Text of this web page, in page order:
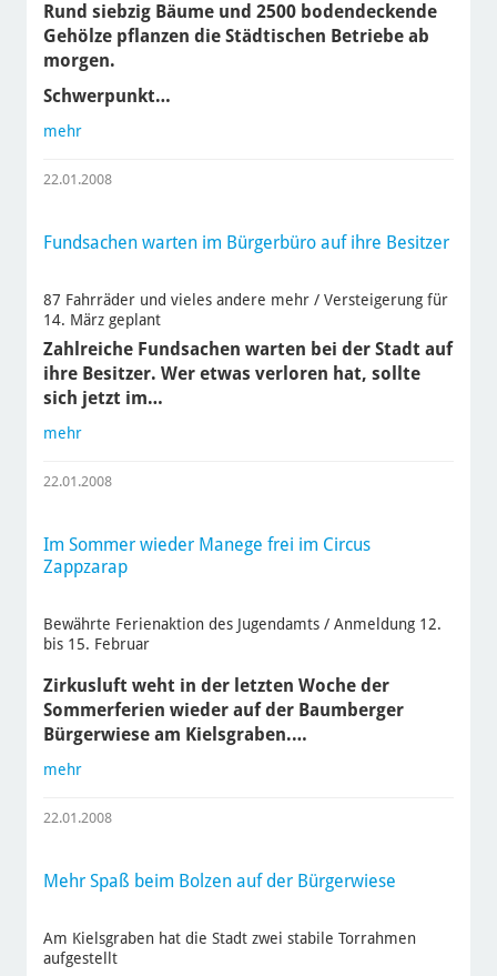
Rund siebzig Bäume und 2500 bodendeckende
Gehölze pflanzen die Städtischen Betriebe ab
morgen.
Schwerpunkt…
mehr
22.01.2008
Fundsachen warten im Bürgerbüro auf ihre Besitzer
87 Fahrräder und vieles andere mehr / Versteigerung für
14. März geplant
Zahlreiche Fundsachen warten bei der Stadt auf
ihre Besitzer. Wer etwas verloren hat, sollte
sich jetzt im…
mehr
22.01.2008
Im Sommer wieder Manege frei im Circus
Zappzarap
Bewährte Ferienaktion des Jugendamts / Anmeldung 12.
bis 15. Februar
Zirkusluft weht in der letzten Woche der
Sommerferien wieder auf der Baumberger
Bürgerwiese am Kielsgraben.…
mehr
22.01.2008
Mehr Spaß beim Bolzen auf der Bürgerwiese
Am Kielsgraben hat die Stadt zwei stabile Torrahmen
aufgestellt